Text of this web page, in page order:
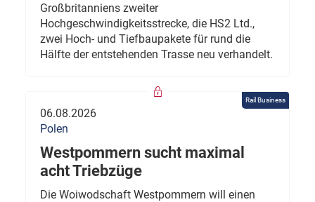
Großbritanniens zweiter
Hochgeschwindigkeitsstrecke, die HS2 Ltd.,
zwei Hoch- und Tiefbaupakete für rund die
Hälfte der entstehenden Trasse neu verhandelt.
Rail Business
06.08.2026
Polen
Westpommern sucht maximal
acht Triebzüge
Die Woiwodschaft Westpommern will einen